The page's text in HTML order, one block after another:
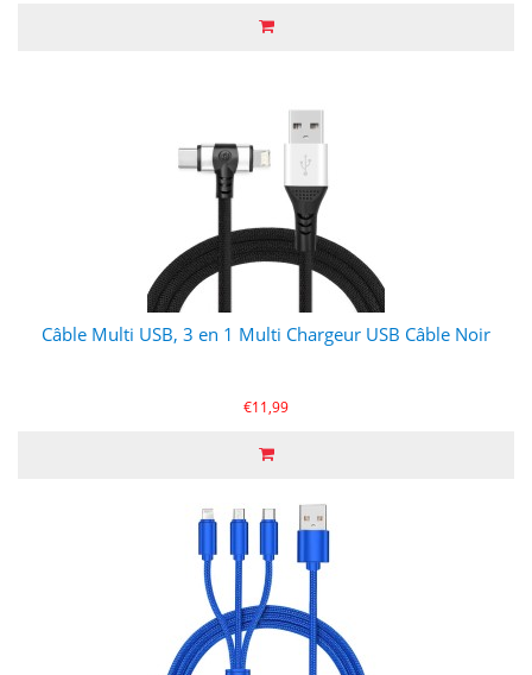
Câble Multi USB, 3 en 1 Multi Chargeur USB Câble Noir
€11,99